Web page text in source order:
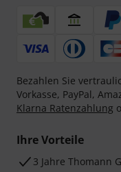
Bezahlen Sie
Vorkasse, PayPal,
Klarna Ratenzahlung
Ihre Vorteile
3 Jahre Thomann